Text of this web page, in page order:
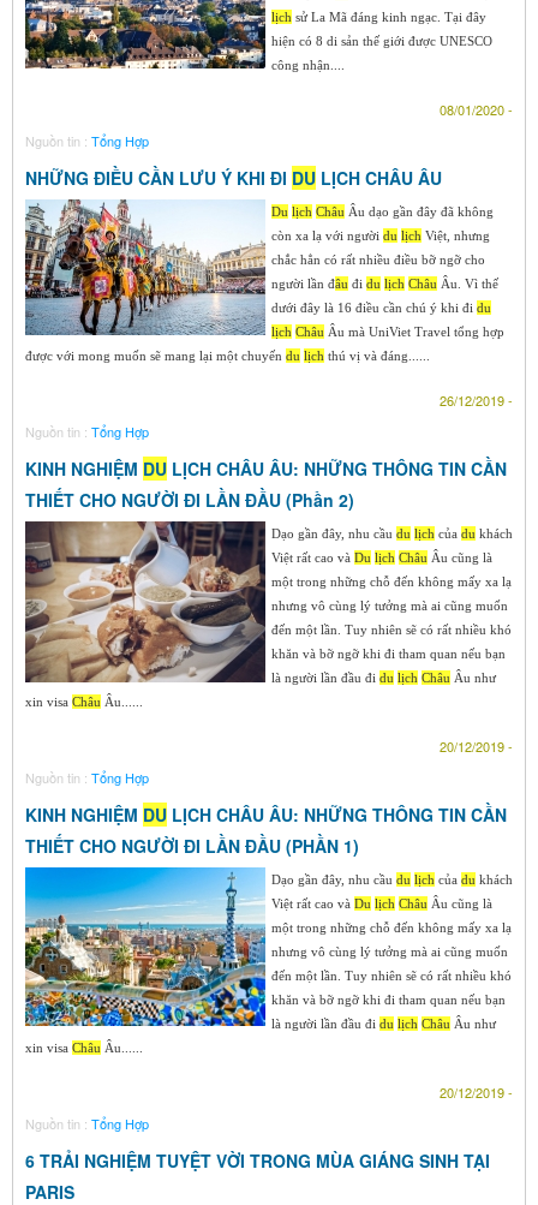
lịch sử La Mã đáng kinh ngạc. Tại đây
hiện có 8 di sản thế giới được UNESCO
công nhận....
08/01/2020 -
Nguồn tin : Tổng Hợp
NHỮNG ĐIỀU CẦN LƯU Ý KHI ĐI DU LỊCH CHÂU ÂU
Du lịch Châu Âu dạo gần đây đã không
còn xa lạ với người du lịch Việt, nhưng
chắc hẳn có rất nhiều điều bỡ ngỡ cho
người lần đâu đi du lịch Châu Âu. Vì thế
dưới đây là 16 điều cần chú ý khi đi du
lịch Châu Âu mà UniViet Travel tổng hợp
được với mong muốn sẽ mang lại một chuyến du lịch thú vị và đáng......
26/12/2019 -
Nguồn tin : Tổng Hợp
KINH NGHIỆM DU LỊCH CHÂU ÂU: NHỮNG THÔNG TIN CẦN
THIẾT CHO NGƯỜI ĐI LẦN ĐẦU (Phần 2)
Dạo gần đây, nhu cầu du lịch của du khách
Việt rất cao và Du lịch Châu Âu cũng là
một trong những chỗ đến không mấy xa lạ
nhưng vô cùng lý tưởng mà ai cũng muốn
đến một lần. Tuy nhiên sẽ có rất nhiều khó
khăn và bỡ ngỡ khi đi tham quan nếu bạn
là người lần đầu đi du lịch Châu Âu như
xin visa Châu Âu......
20/12/2019 -
Nguồn tin : Tổng Hợp
KINH NGHIỆM DU LỊCH CHÂU ÂU: NHỮNG THÔNG TIN CẦN
THIẾT CHO NGƯỜI ĐI LẦN ĐẦU (PHẦN 1)
Dạo gần đây, nhu cầu du lịch của du khách
Việt rất cao và Du lịch Châu Âu cũng là
một trong những chỗ đến không mấy xa lạ
nhưng vô cùng lý tưởng mà ai cũng muốn
đến một lần. Tuy nhiên sẽ có rất nhiều khó
khăn và bỡ ngỡ khi đi tham quan nếu bạn
là người lần đầu đi du lịch Châu Âu như
xin visa Châu Âu......
20/12/2019 -
Nguồn tin : Tổng Hợp
6 TRẢI NGHIỆM TUYỆT VỜI TRONG MÙA GIÁNG SINH TẠI
PARIS